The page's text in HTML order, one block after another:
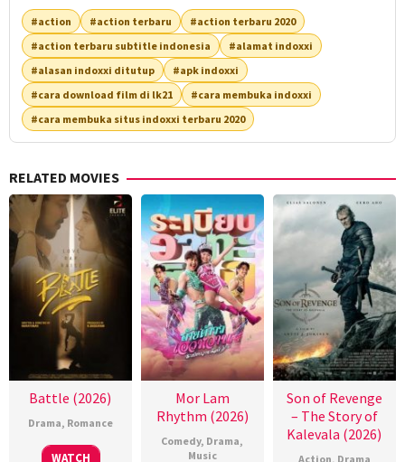
#action #action terbaru
#action terbaru 2020
#action terbaru subtitle indonesia
#alamat indoxxi
#alasan indoxxi ditutup
#apk indoxxi
#cara download film di lk21
#cara membuka indoxxi
#cara membuka situs indoxxi terbaru 2020
RELATED MOVIES
Battle (2026)
Drama, Romance
WATCH
Mor Lam
Rhythm (2026)
Comedy, Drama,
Music
Son of Revenge
– The Story of
Kalevala (2026)
Action, Drama